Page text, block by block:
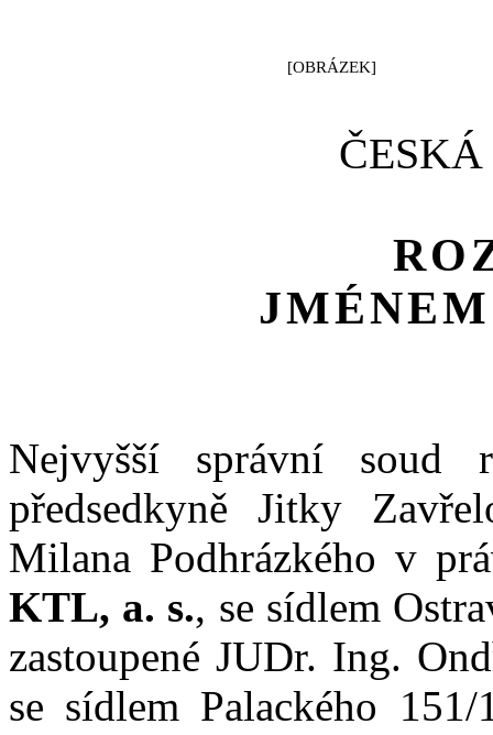
[OBRÁZEK]
JMÉNEM
Nejvyšší správní soud
předsedkyně
Jitky
Milana Podhrázkého v
KTL, a. s., se sídlem
zastoupené JUDr. Ing.
se sídlem Palackého